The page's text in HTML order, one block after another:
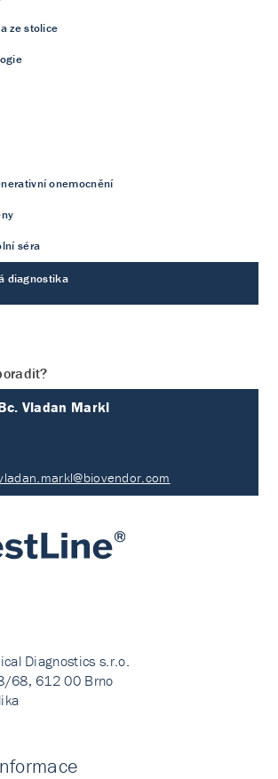
ze stolice
onemocnění
séra
diagnostika
Vladan Markl
Diagnostics s.r.o.
68, 612 00 Brno